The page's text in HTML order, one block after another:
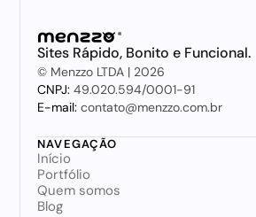
Sites Rápido, Bonito e Funcional.
© Menzzo LTDA | 2026
CNPJ: 49.020.594/0001-91
E-mail: contato@menzzo.com.br
NAVEGAÇÃO
Início
Portfólio
Quem somos
Blog